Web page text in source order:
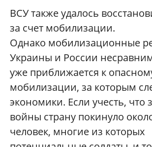
ВСУ также удалось
за счет мобилизации.
Однако мобилизационные
Украины и России
уже приближается к
мобилизации, за которым
экономики. Если учесть, что
войны страну покинуло
человек, многие из которых